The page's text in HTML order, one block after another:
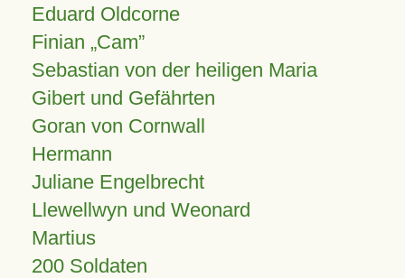
Eduard Oldcorne
Finian Cam
Sebastian von der heiligen Maria
Gibert und Gefährten
Goran von Cornwall
Hermann
Juliane Engelbrecht
Llewellwyn und Weonard
Martius
200 Soldaten